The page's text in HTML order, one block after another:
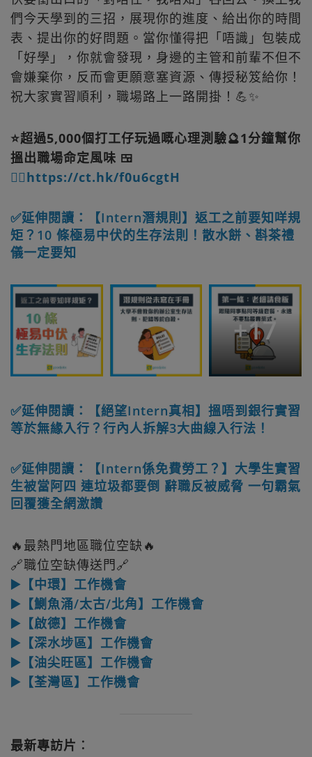
們今天學到的三招，展現你的進度、給出你的時間
表、提出你的好問題。當你懂得把「唔識」包裝成
「好學」，你就會發現，身邊的主管和前輩不但不
會嫌棄你，反而會更願意塞資源、傳授秘笈給你！
祝大家實習順利，職場路上一路開掛！💪✨
⭐超過5,000個打工仔玩過嘅心理測驗🔮1分鐘幫你
搵出職場命定風味 🍱
👉🏻https://ct.hk/f0u6cgtH
✅延伸閱讀：【Intern潛規則】返工之前要知咩規
矩？10 條極易中伏的生存法則！散水餅、斟茶禮
儀一定要知
+17
✅延伸閱讀：【絕望Intern真相】搵唔到銀行實習
等於無緣入行？行內人拆解3大曲線入行法！
✅延伸閱讀：【Intern係免費勞工？】大學生實習
生被當阿四 連垃圾都要倒 辭職反被威脅 一句霸氣
回覆獲全網激讚
🔥最熱門地區職位空缺🔥
🔗職位空缺傳送門🔗
▶️【中環】工作機會
▶️【鰂魚涌/太古/北角】工作機會
▶️【啟德】工作機會
▶️【深水埗區】工作機會
▶️【油尖旺區】工作機會
▶️【荃灣區】工作機會
最新專訪片︰